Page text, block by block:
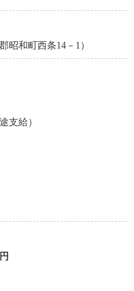
昭和町西条14－1）
支給）